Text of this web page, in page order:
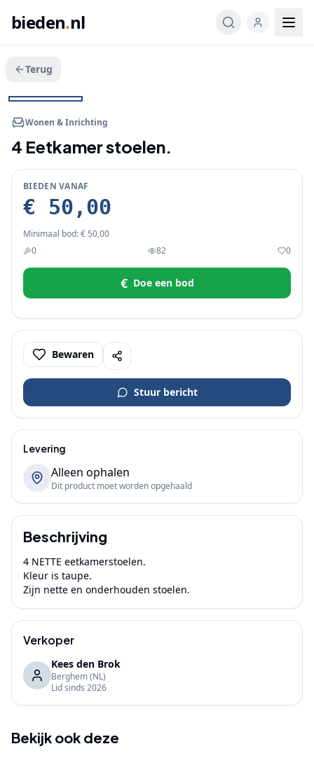
bieden.nl
Terug
Veeg voor meer
Wonen & Inrichting
4 Eetkamer stoelen.
BIEDEN VANAF
€ 50,00
Minimaal bod:€ 50,00
0
82 0
€ Doe een bod
Bewaren
Stuur bericht
Levering
Alleen ophalen
Dit product moet worden opgehaald
Beschrijving
4 NETTE eetkamerstoelen.
Kleur is taupe.
Zijn nette en onderhouden stoelen.
Verkoper
Kees den Brok
Berghem(NL)
Lid sinds 2026
Bekijk ook deze